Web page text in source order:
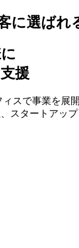
に選ばれ
援
スで事業を展
スタートアッ